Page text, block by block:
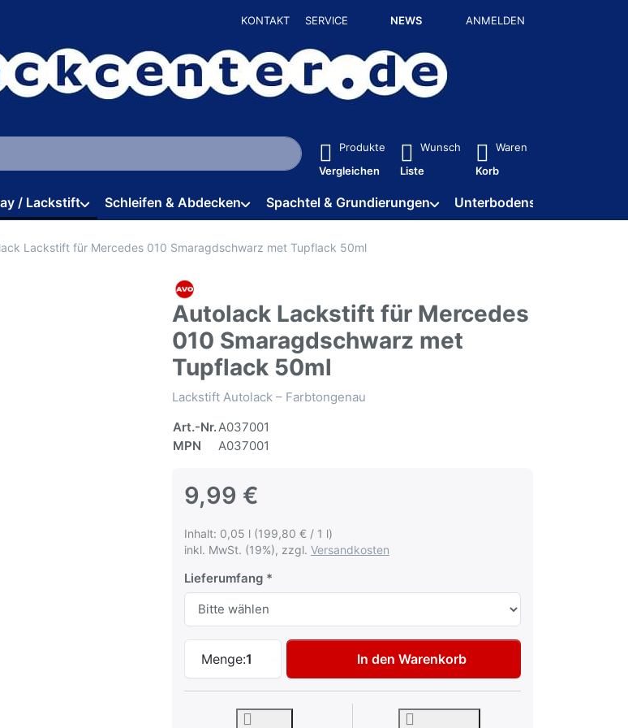
KONTAKT SERVICE NEWS ANMELDEN
ein. Während Sie tippen, erscheinen automatisch erste Ergebnisse. Drücken Sie die Eingabetaste, um alle
Produkte
Vergleichen
Wunsch
Liste
Waren
Korb
/ Lackstift Schleifen & Abdecken Spachtel & Grundierungen Unterbodenschutz / HV
Lackstift für Mercedes 010 Smaragdschwarz met Tupflack 50ml
Autolack Lackstift für Mercedes
010 Smaragdschwarz met
Tupflack 50ml
Lackstift Autolack – Farbtongenau
Art.-Nr.A037001
MPN
A037001
9,99 €
Inhalt: 0,05 l (199,80 € / 1 l)
inkl. MwSt. (19%), zzgl. Versandkosten
Lieferumfang
Menge:1
Autolack Lackstift für Mercedes 010 Smaragdschwarz met
In den Warenkorb